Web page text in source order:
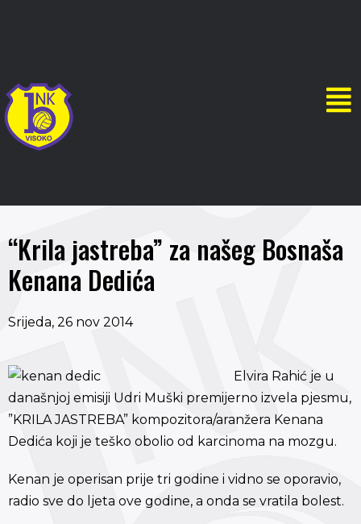
“Krila jastreba” za našeg Bosnaša
Kenana Dedića
Srijeda, 26 nov 2014
Elvira Rahić je u
današnjoj emisiji Udri Muški premijerno izvela pjesmu,
”KRILA JASTREBA” kompozitora/aranžera Kenana
Dedića koji je teško obolio od karcinoma na mozgu.
Kenan je operisan prije tri godine i vidno se oporavio,
radio sve do ljeta ove godine, a onda se vratila bolest.